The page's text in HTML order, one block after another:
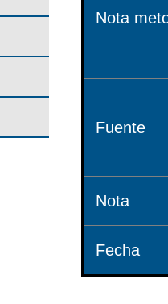
Nota
Fuente
Nota
Fecha